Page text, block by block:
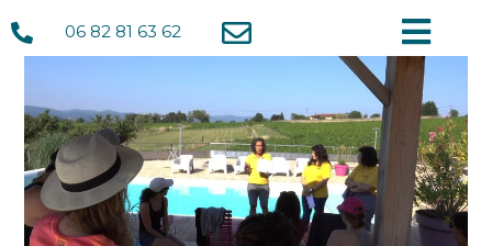
06 82 81 63 62